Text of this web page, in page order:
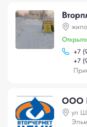
Открыто
+7
+7
ООО
ул